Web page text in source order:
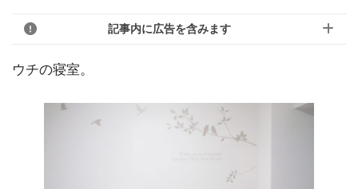
記事内に広告を含みます
ウチの寝室。